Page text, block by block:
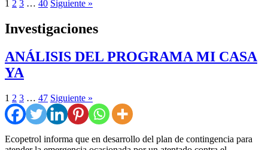
1 2 3 … 40 Siguiente »
Investigaciones
ANÁLISIS DEL PROGRAMA MI CASA
YA
1 2 3 … 47 Siguiente »
Ecopetrol informa que en desarrollo del plan de contingencia para